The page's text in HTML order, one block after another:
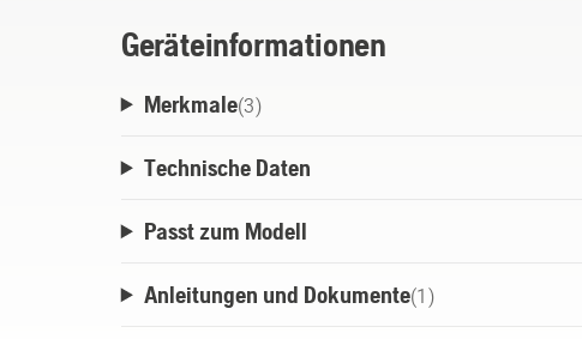
Geräteinformationen
Merkmale(3)
Technische Daten
Passt zum Modell
Anleitungen und Dokumente(1 )